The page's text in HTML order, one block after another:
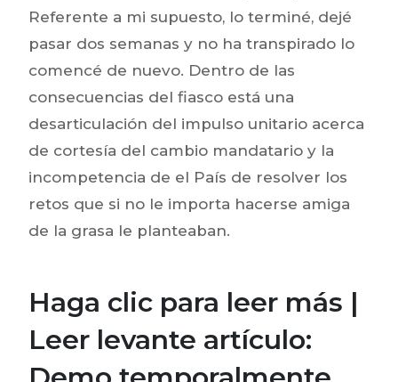
Referente a mi supuesto, lo terminé, dejé
pasar dos semanas y no ha transpirado lo
comencé de nuevo. Dentro de las
consecuencias del fiasco está una
desarticulación del impulso unitario acerca
de cortesía del cambio mandatario y la
incompetencia de el País de resolver los
retos que si no le importa hacerse amiga
de la grasa le planteaban.
Haga clic para leer más |
Leer levante artículo: